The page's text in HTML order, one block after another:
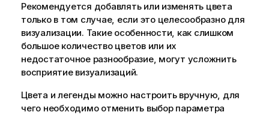
Рекомендуется добавлять или изменять цвета
только в том случае, если это целесообразно для
визуализации. Такие особенности, как слишком
большое количество цветов или их
недостаточное разнообразие, могут усложнить
восприятие визуализаций.
Цвета и легенды можно настроить вручную, для
чего необходимо отменить выбор параметра